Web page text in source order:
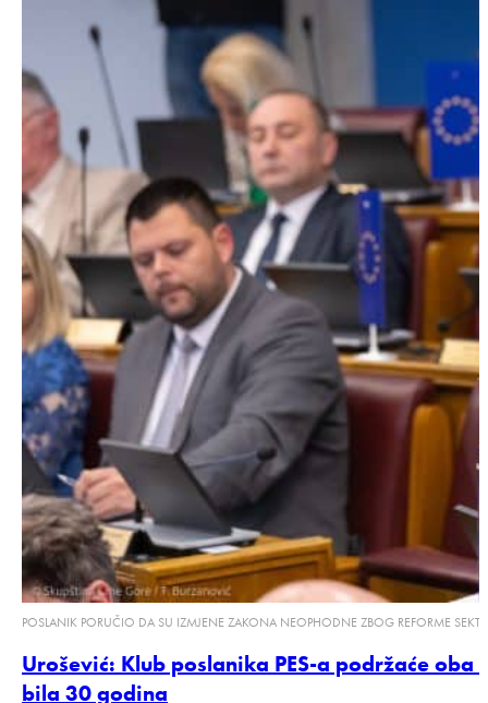
POSLANIK PORUČIO DA SU IZMJENE ZAKONA NEOPHODNE ZBOG REFORME
Urošević: Klub poslanika PES-a podržaće
bila 30 godina